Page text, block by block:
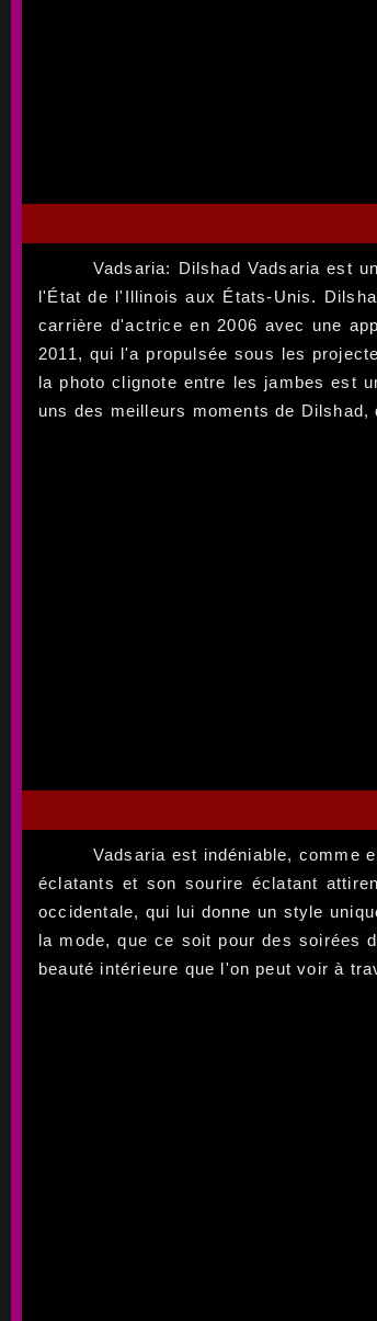
Vadsaria: Dilshad Vadsaria est
l'État de l'Illinois aux États-Unis.
carrière d'actrice en 2006 avec une
2011, qui l'a propulsée sous les
la photo clignote entre les jambes est
uns des meilleurs moments de
Vadsaria est indéniable, comme
éclatants et son sourire éclatant
occidentale, qui lui donne un style
la mode, que ce soit pour des soirées
beauté intérieure que l'on peut voir à